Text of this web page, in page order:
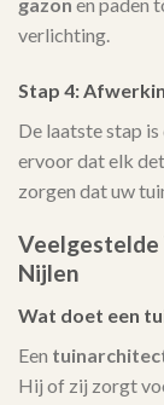
verlichting.
Stap 4:
De laatste stap
ervoor dat elk
zorgen dat uw
Nijlen
Wat doet een
Een
Hij of zij zorgt